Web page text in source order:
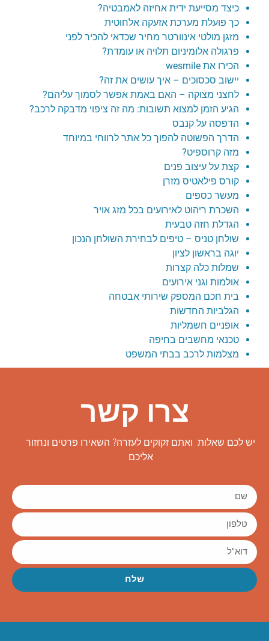
כיצד מסייעת ידית אחיזה לאמבטיה?
כך פועלת מערכת אזעקה אלחוטית
מזגן מולטי אינוורטר מחיר שכדאי להכיר לפני
פרגולה אלומיניום תלויה או עומדת?
הכירו את wesmile
יישוב סכסוכים – איך עושים את זה?
לחצני מצוקה – האם באמת אפשר לסמוך עליהם?
הגיע הזמן למצוא תשובות: מה זה ציפוי מדבקה לרכב?
הדפסה על קנבס
הדרך הפשוטה להפוך כל אתר לרווחי במיוחד
מזה קרוספיט?
קצת על עיצוב פנים
קורס פילאטיס מזרן
מעשר כספים
השכרת ריהוט לאירועים בכל מזג אויר
הגדלת חזה טבעית
שולחן טניס – טיפים לבחירת השולחן הנכון
יוגה בראשון לציון
שמלות כלה קצרות
אולמות וגני אירועים
בית חכם המספק שירותי אבטחה
הגלביות החדשות
אופניים חשמליות
טכנאי מחשבים בחיפה
מצלמות לרכב בבתי המשפט
צרו קשר
יש לכם שאלות ואתם זקוקים לעזרה? השאירו פרטים ונחזור
אליכם
שלח